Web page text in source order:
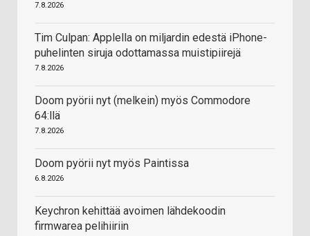
7.8.2026
Tim Culpan: Applella on miljardin edestä iPhone-
puhelinten siruja odottamassa muistipiirejä
7.8.2026
Doom pyörii nyt (melkein) myös Commodore
64:llä
7.8.2026
Doom pyörii nyt myös Paintissa
6.8.2026
Keychron kehittää avoimen lähdekoodin
firmwarea pelihiiriin